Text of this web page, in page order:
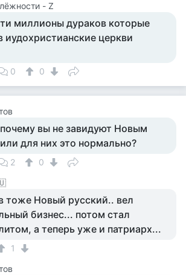
- Z
миллионы дураков которые
иудохристианские церкви
0 0
вы не завидуют Новым
для них это нормально?
2
0
тоже Новый русский.. вел
бизнес... потом стал
а теперь уже и патриарх...
1